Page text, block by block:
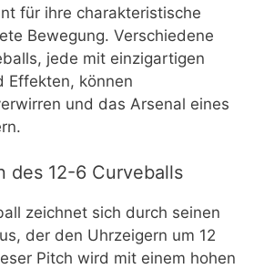
für ihre charakteristische
Bewegung. Verschiedene
jede mit einzigartigen
Effekten, können
und das Arsenal eines
des 12-6 Curveballs
zeichnet sich durch seinen
der den Uhrzeigern um 12
Pitch wird mit einem hohen